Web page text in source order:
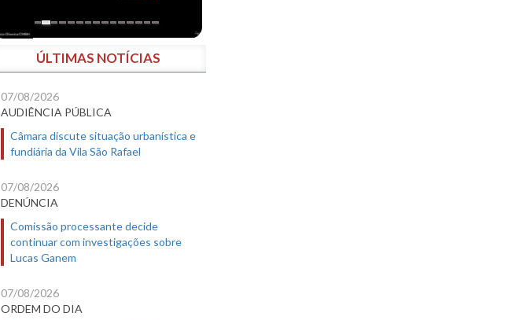
ÚLTIMAS NOTÍCIAS
07/08/2026
AUDIÊNCIA PÚBLICA
Câmara discute situação urbanística e
fundiária da Vila São Rafael
07/08/2026
DENÚNCIA
Comissão processante decide
continuar com investigações sobre
Lucas Ganem
07/08/2026
ORDEM DO DIA